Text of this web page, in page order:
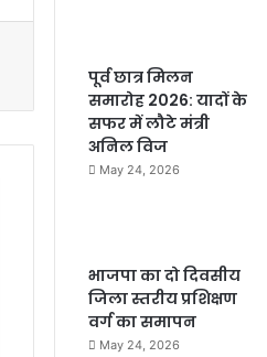
पूर्व छात्र मिलन
समारोह 2026: यादों के
सफर में लौटे मंत्री
अनिल विज
May 24, 2026
भाजपा का दो दिवसीय
जिला स्तरीय प्रशिक्षण
वर्ग का समापन
May 24, 2026